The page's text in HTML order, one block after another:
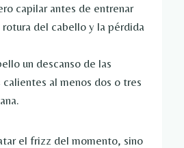
capilar antes de entrenar
rotura del cabello y la pérdida
un descanso de las
calientes al menos dos o tres
el frizz del momento, sino